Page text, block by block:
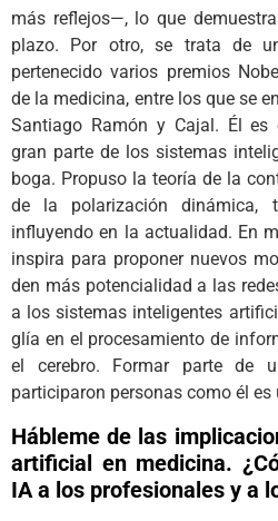
más reflejos—, lo que
plazo. Por otro, se trata de
pertenecido varios premios
de la medicina, entre los que se
Santiago Ramón y Cajal. Él
gran parte de los sistemas
boga. Propuso la teoría de la
de la polarización dinámica,
influyendo en la actualidad. En
inspira para proponer nuevos
den más potencialidad a las
a los sistemas inteligentes
glía en el procesamiento de
el cerebro. Formar parte de
participaron personas como él es
Hábleme de las
artificial en medicina.
IA a los profesionales y a